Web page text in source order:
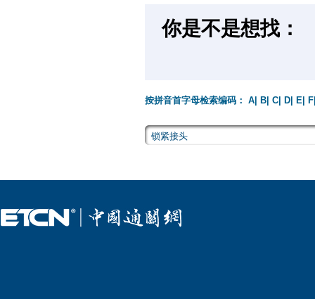
你是不是想找：
按拼音首字母检索编码： A B C D E F